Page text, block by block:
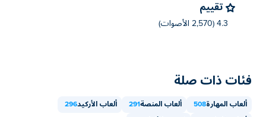
تقييم
4.3 (2,570 الأصوات)
فئات ذات صلة
ألعاب المهارة508 ألعاب المنصة291 ألعاب الأركيد296